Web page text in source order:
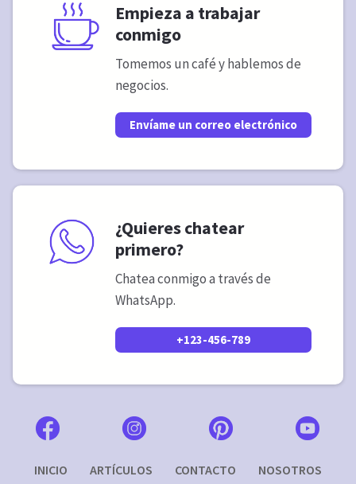
Empieza a trabajar
conmigo
Tomemos un café y hablemos de
negocios.
Envíame un correo electrónico
¿Quieres chatear
primero?
Chatea conmigo a través de
WhatsApp.
+123-456-789
INICIO ARTÍCULOS CONTACTO NOSOTROS